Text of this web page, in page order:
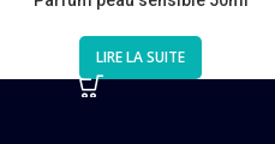
LIRE LA SUITE